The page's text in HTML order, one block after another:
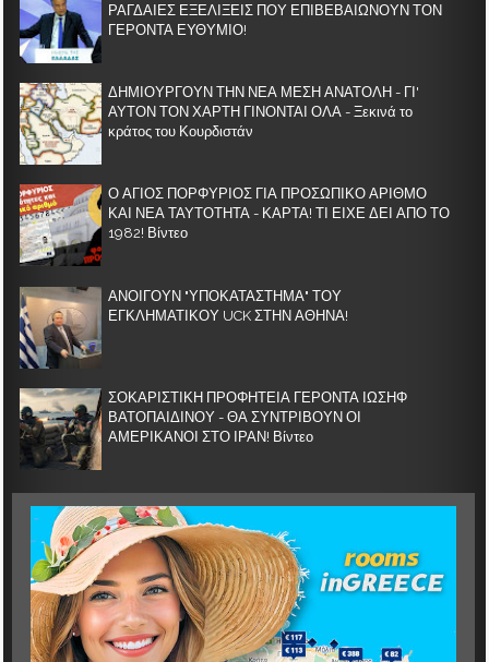
ΡΑΓΔΑΙΕΣ ΕΞΕΛΙΞΕΙΣ ΠΟΥ ΕΠΙΒΕΒΑΙΩΝΟΥΝ ΤΟΝ
ΓΕΡΟΝΤΑ ΕΥΘΥΜΙΟ!
ΔΗΜΙΟΥΡΓΟΥΝ ΤΗΝ ΝΕΑ ΜΕΣΗ ΑΝΑΤΟΛΗ - ΓΙ'
ΑΥΤΟΝ ΤΟΝ ΧΑΡΤΗ ΓΙΝΟΝΤΑΙ ΟΛΑ - Ξεκινά το
κράτος του Κουρδιστάν
Ο ΑΓΙΟΣ ΠΟΡΦΥΡΙΟΣ ΓΙΑ ΠΡΟΣΩΠΙΚΟ ΑΡΙΘΜΟ
ΚΑΙ ΝΕΑ ΤΑΥΤΟΤΗΤΑ - ΚΑΡΤΑ! ΤΙ ΕΙΧΕ ΔΕΙ ΑΠΟ ΤΟ
1982! Βίντεο
ΑΝΟΙΓΟΥΝ "ΥΠΟΚΑΤΑΣΤΗΜΑ" ΤΟΥ
ΕΓΚΛΗΜΑΤΙΚΟΥ UCK ΣΤΗΝ ΑΘΗΝΑ!
ΣΟΚΑΡΙΣΤΙΚΗ ΠΡΟΦΗΤΕΙΑ ΓΕΡΟΝΤΑ ΙΩΣΗΦ
ΒΑΤΟΠΑΙΔΙΝΟΥ - ΘΑ ΣΥΝΤΡΙΒΟΥΝ ΟΙ
ΑΜΕΡΙΚΑΝΟΙ ΣΤΟ ΙΡΑΝ! Βίντεο